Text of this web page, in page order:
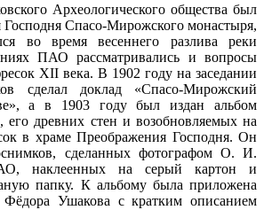
Археологического общества был
Спасо-Мирожского монастыря,
во время весеннего разлива реки
ПАО рассматривались и вопросы
ХII века. В 1902 году на заседании
сделал доклад «Спасо-Мирожский
а в 1903 году был издан альбом
его древних стен и возобновляемых на
в храме Преображения Господня. Он
сделанных фотографом О. И.
наклеенных на серый картон и
папку. К альбому была приложена
Фёдора Ушакова с кратким описанием